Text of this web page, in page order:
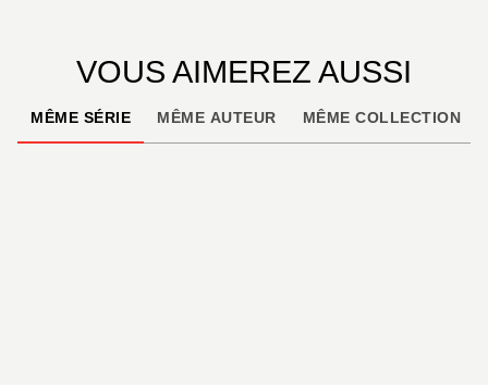
VOUS AIMEREZ AUSSI
MÊME SÉRIE MÊME AUTEUR MÊME COLLECTION